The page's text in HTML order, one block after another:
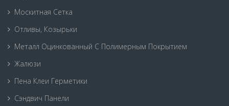
Москитная Сетка
Отливы, Козырьки
Металл Оцинкованный С Полимерным Покрытием
Жалюзи
Пена Клеи Герметики
Сэндвич Панели